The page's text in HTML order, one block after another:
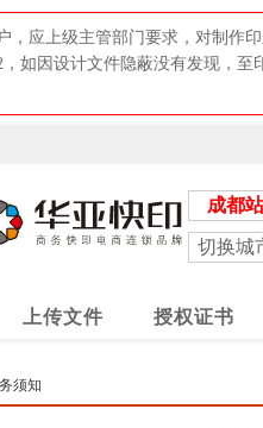
，应上级主管部门要求，对制作
如因设计文件隐蔽没有发现，
成都站
切换城
上传文件 授权证书
须知